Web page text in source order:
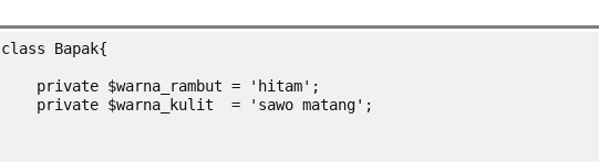
class Bapak{
    private $warna_rambut = 'hitam';
    private $warna_kulit  = 'sawo matang';